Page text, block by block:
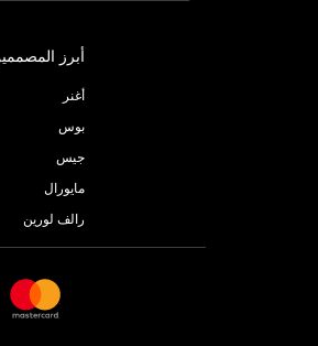
أبرز
أغنر
بوس
جيس
مايورال
رالف لورين